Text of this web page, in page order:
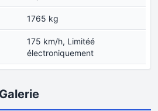
1765 kg
175 km/h, Limitéé
électroniquement